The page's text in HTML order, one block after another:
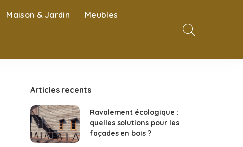
Maison & Jardin Meubles
Articles recents
Ravalement écologique :
quelles solutions pour les
façades en bois ?